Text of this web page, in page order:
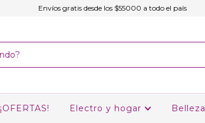
Envíos gratis desde los $55000 a todo el país
¡OFERTAS! Electro y hogar Belleza